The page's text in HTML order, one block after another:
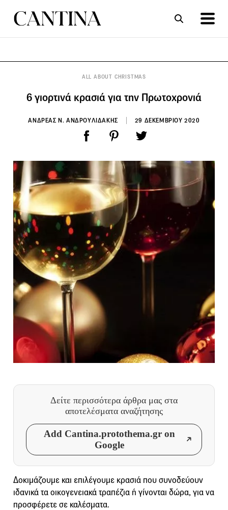
ΑΡΘΡΑ
ALL ABOUT CHRISTMAS
6 γιορτινά κρασιά για την Πρωτοχρονιά
ΑΝΔΡΕΑΣ Ν. ΑΝΔΡΟΥΛΙΔΑΚΗΣ 29 ΔΕΚΕΜΒΡΙΟΥ 2020
Δείτε περισσότερα άρθρα μας στα
αποτελέσματα αναζήτησης
Add Cantina.protothema.gr on
Google
Δοκιμάζουμε και επιλέγουμε κρασιά που συνοδεύουν
ιδανικά τα οικογενειακά τραπέζια ή γίνονται δώρα, για να
προσφέρετε σε καλέσματα.